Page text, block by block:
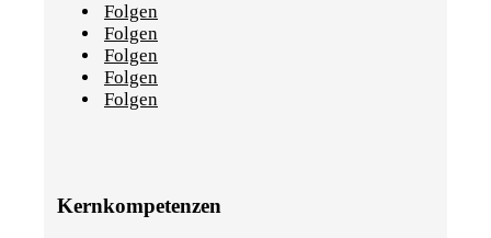
Folgen
Folgen
Folgen
Folgen
Folgen
Kernkompetenzen